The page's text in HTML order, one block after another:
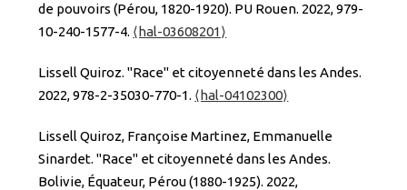
de pouvoirs (Pérou, 1820-1920). PU Rouen. 2022, 979-
10-240-1577-4. ⟨hal-03608201⟩
Lissell Quiroz. "Race" et citoyenneté dans les Andes.
2022, 978-2-35030-770-1. ⟨hal-04102300⟩
Lissell Quiroz, Françoise Martinez, Emmanuelle
Sinardet. "Race" et citoyenneté dans les Andes.
Bolivie, Équateur, Pérou (1880-1925). 2022,